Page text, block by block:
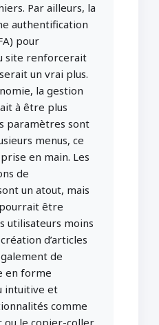
Par ailleurs, la
authentification
pour
site renforcerait
un vrai plus.
la gestion
à être plus
paramètres sont
menus, ce
en main. Les
de
un atout, mais
être
utilisateurs moins
d’articles
de
en forme
intuitive et
comme
ou le copier-coller